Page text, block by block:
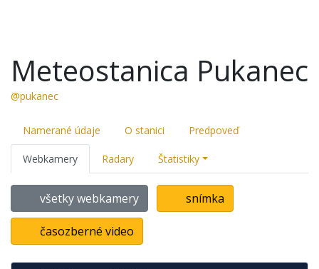
Meteostanica Pukanec
@pukanec
Namerané údaje O stanici Predpoveď
Webkamery Radary Štatistiky
všetky webkamery snímka
časozberné video